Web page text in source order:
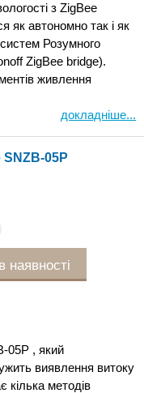
з ZigBee
як автономно так і як
Розумного
ZigBee bridge).
живлення
докладніше...
SNZB-05P
наявності
05P , який
виявлення витоку
кілька методів